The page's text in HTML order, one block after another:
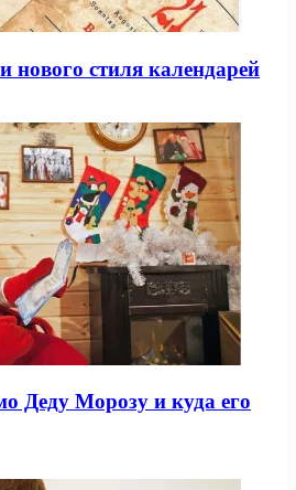
нового стиля календарей
Деду Морозу и куда его